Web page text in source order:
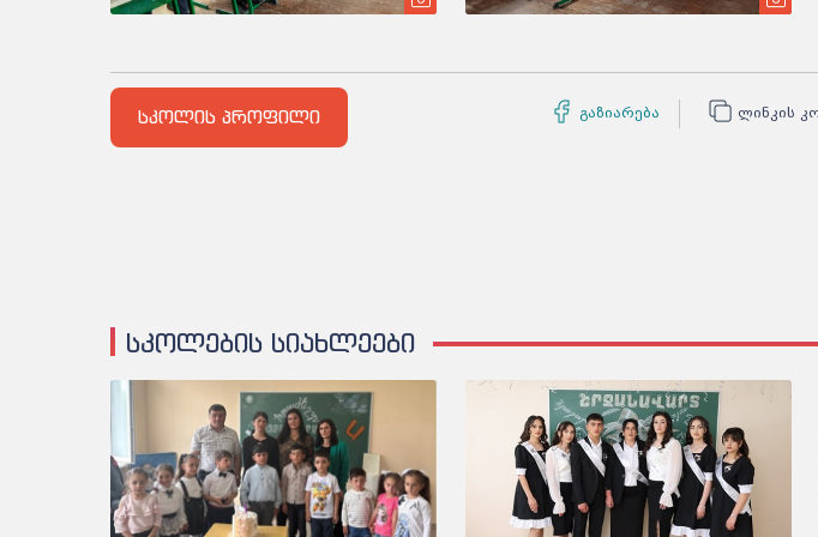
სკოლის პროფილი გაზიარება ლინკის
სკოლების სიახლეები